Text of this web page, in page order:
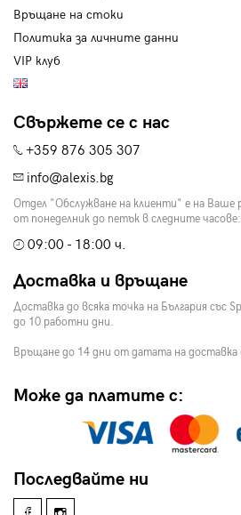
Връщане на стоки
Политика за личните данни
VIP клуб
Свържете се с нас
+359 876 305 307
info@alexis.bg
Отдел "Обслужване на клиенти" е на Ваше
от понеделник до петък в следните часове:
09:00 - 18:00 ч.
Доставка и връщане
Доставка до всяка точка на България със
до 10 работни дни.
Връщане до 14 дни от датата на доставка
Може да платите с:
Последвайте ни